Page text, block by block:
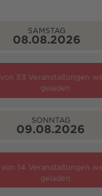
SAMSTAG
08.08.2026
von 53 Veranstaltungen
geladen
SONNTAG
09.08.2026
von 14 Veranstaltungen
geladen